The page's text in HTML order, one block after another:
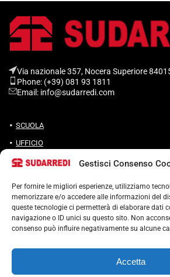
Gestisci Consenso
Per fornire le migliori esperienze, utilizziamo
memorizzare e/o accedere alle informazioni del
queste tecnologie ci permetterà di elaborare dati
navigazione o ID unici su questo sito. Non
consenso può influire negativamente su alcune
Accetta
Via nazionale 357, Nocera Superiore
Phone: (+39) 081 93 1811
Email: info@sudarredi.com
SCUOLA
UFFICIO
METALLICO
Termini e condizioni
Cookie Policy (UE)